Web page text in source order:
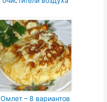
Омлет – 8 вариантов